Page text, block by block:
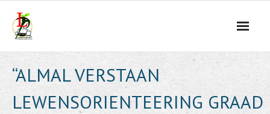
content
“ALMAL VERSTAAN
LEWENSORIENTEERING GRAAD